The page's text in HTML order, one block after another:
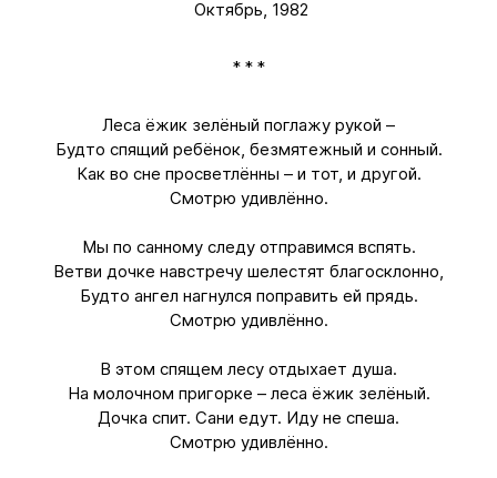
Октябрь, 1982
* * *
Леса ёжик зелёный поглажу рукой –
Будто спящий ребёнок, безмятежный и сонный.
Как во сне просветлённы – и тот, и другой.
Смотрю удивлённо.
Мы по санному следу отправимся вспять.
Ветви дочке навстречу шелестят благосклонно,
Будто ангел нагнулся поправить ей прядь.
Смотрю удивлённо.
В этом спящем лесу отдыхает душа.
На молочном пригорке – леса ёжик зелёный.
Дочка спит. Сани едут. Иду не спеша.
Смотрю удивлённо.